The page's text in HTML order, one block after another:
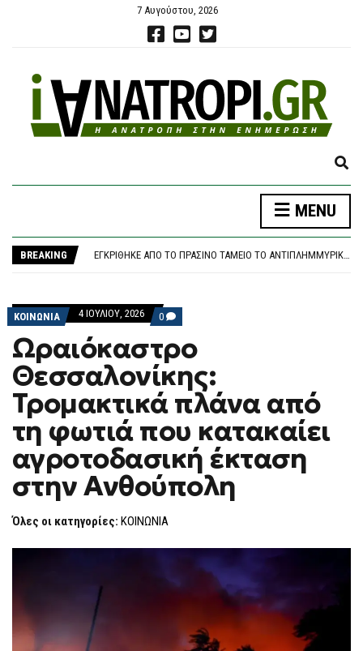
7 Αυγούστου, 2026
E
P
N
MENU
BREAKING
ΕΝΤΥΠΩΣΙΑΚΉ ΑΣΊΣΤ ΑΠΌ ΤΟ ΧΡΉΣΤΟ ΤΖΌΛΗ ΣΕ ΦΙΛΙΚΌ ΤΗΣ ΆΡΣΕΝΑΛ
ΕΓΚΡΊΘΗΚΕ ΑΠΌ ΤΟ ΠΡΆΣΙΝΟ ΤΑΜΕΊΟ ΤΟ ΑΝΤΙΠΛΗΜΜΥΡΙΚΌ ΈΡΓΟ ΓΙΑ ΤΟΝ ΛΥΚΑΒΗΤΤΌ ΠΟΥ ΚΑΤΈΘΕΣΕ Ο ΔΉΜΟΣ ΑΘΗΝΑΊΩΝ
ΕΛΣΤΑΤ: ΣΤΟ 3,4% Ο ΠΛΗΘΩΡΙΣΜΌΣ ΤΟΝ ΙΟΎΛΙΟ – ΜΕΓΆΛΗ ΑΎΞΗΣΗ ΣΕ ΚΑΎΣΙΜΑ ΚΑΙ ΕΝΟΊΚΙΑ
ΚΟΙΝΩΝΙΑ 4 ΙΟΥΛΊΟΥ, 2026 0 COMMENTS
ON
ΩΡΑΙΌΚΑΣΤΡΟ
ΘΕΣΣΑΛΟΝΊΚΗΣ:
ΤΡΟΜΑΚΤΙΚΆ
ΠΛΆΝΑ
ΑΠΌ
ΤΗ
ΦΩΤΙΆ
ΠΟΥ
ΚΑΤΑΚΑΊΕΙ
ΑΓΡΟΤΟΔΑΣΙΚΉ
ΈΚΤΑΣΗ
ΑΝΘΟΎΠΟΛΗ
Ωραιόκαστρο
Θεσσαλονίκης:
Τρομακτικά πλάνα από
τη φωτιά που κατακαίει
αγροτοδασική έκταση
στην Ανθούπολη
Όλες οι κατηγορίες: ΚΟΙΝΩΝΙΑ